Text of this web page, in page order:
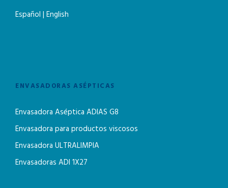
Español | English
ENVASADORAS ASÉPTICAS
Envasadora Aséptica ADIAS G8
Envasadora para productos viscosos
Envasadora ULTRALIMPIA
Envasadoras ADI 1X27